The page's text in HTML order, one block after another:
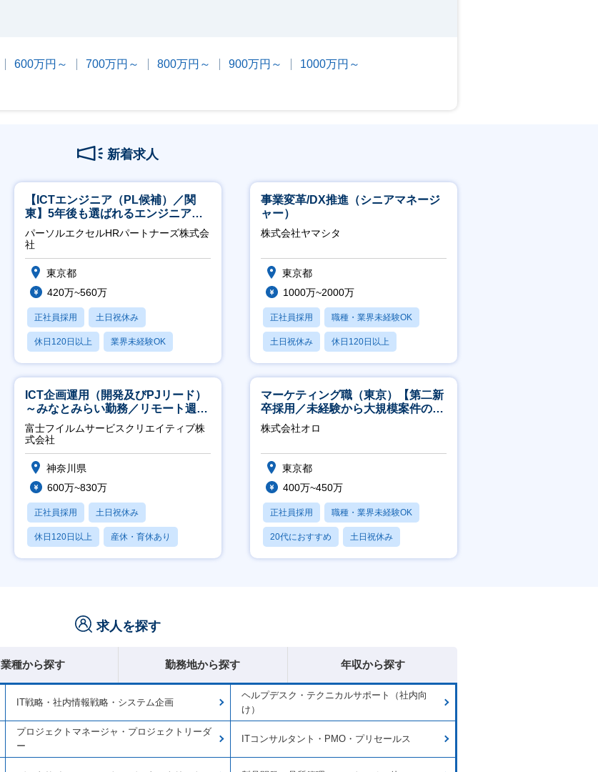
600万円～ 700万円～ 800万円～ 900万円～
1000万円～
新着求人
【ICTエンジニア（PL候補）／関
東】5年後も選ばれるエンジニアへ
／チーム運営・体制構築
パーソルエクセルHRパートナーズ株式会
社
東京都
420万~560万
正社員採用 土日祝休み
休日120日以上 業界未経験OK
月残業20時間以内
事業変革/DX推進（シニアマネージ
ャー）
株式会社ヤマシタ
東京都
1000万~2000万
正社員採用 職種・業界未経験OK
土日祝休み 休日120日以上
産休・育休あり
ICT企画運用（開発及びPJリード）
～みなとみらい勤務／リモート週
2OK／業務改善～
富士フイルムサービスクリエイティブ株
式会社
神奈川県
600万~830万
正社員採用 土日祝休み
休日120日以上 産休・育休あり
月残業20時間以内
マーケティング職（東京）【第二新
卒採用／未経験から大規模案件のマ
ーケティングが経験できる／研修充
実】
株式会社オロ
東京都
400万~450万
正社員採用 職種・業界未経験OK
20代におすすめ 土日祝休み
休日120日以上
求人を探す
業種から探す 勤務地から探す 年収から探す
IT戦略・社内情報戦略・システム企画
ヘルプデスク・テクニカルサポート（社内向
け）
プロジェクトマネージャ・プロジェクトリーダ
ー
ITコンサルタント・PMO・プリセールス